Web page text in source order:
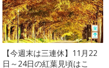
【今週末は三連休】11月22
日～24日の紅葉見頃はこ